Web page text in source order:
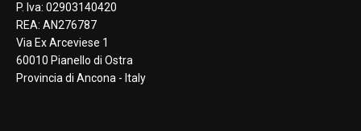
P. Iva: 02903140420
REA: AN276787
Via Ex Arceviese 1
60010 Pianello di Ostra
Provincia di Ancona - Italy